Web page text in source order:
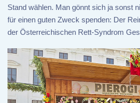
Stand wählen. Man gönnt sich ja sonst
für einen guten Zweck spenden: Der
der Österreichischen Rett-Syndrom